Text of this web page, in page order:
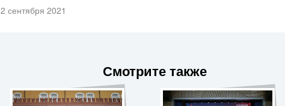
2 сентября 2021
Смотрите также